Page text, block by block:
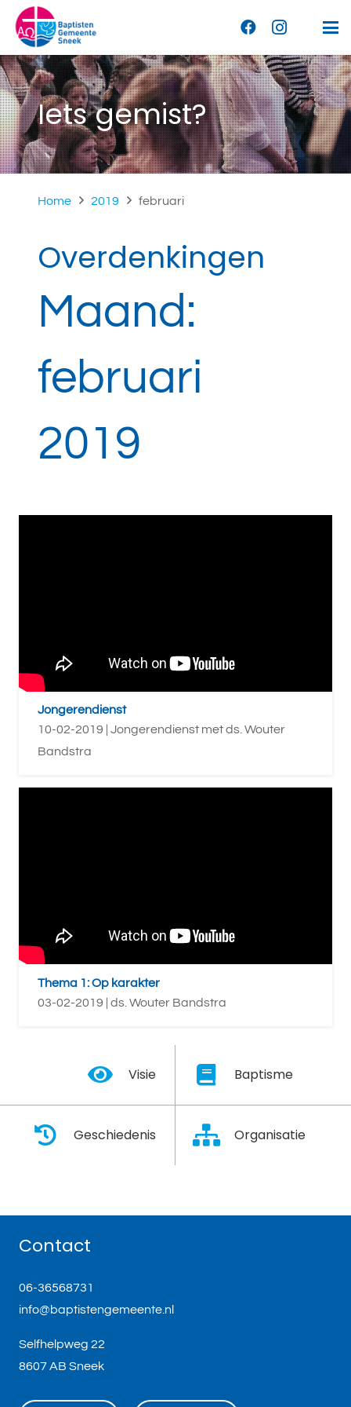
Iets gemist?
Home 2019 februari
Overdenkingen
Maand:
februari
2019
Jongerendienst
10-02-2019 | Jongerendienst met ds. Wouter
Bandstra
Thema 1: Op karakter
03-02-2019 | ds. Wouter Bandstra
Visie Baptisme
Geschiedenis Organisatie
Contact
06-36568731
info@baptistengemeente.nl
Selfhelpweg 22
8607 AB Sneek